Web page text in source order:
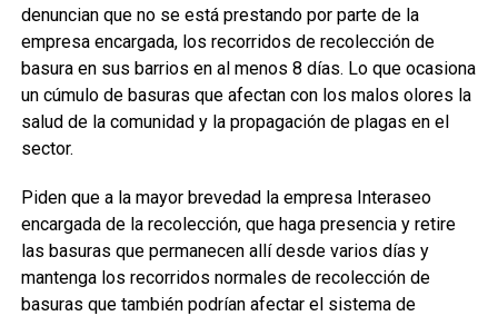
denuncian que no se está prestando por parte de la
empresa encargada, los recorridos de recolección de
basura en sus barrios en al menos 8 días. Lo que ocasiona
un cúmulo de basuras que afectan con los malos olores la
salud de la comunidad y la propagación de plagas en el
sector.
Piden que a la mayor brevedad la empresa Interaseo
encargada de la recolección, que haga presencia y retire
las basuras que permanecen allí desde varios días y
mantenga los recorridos normales de recolección de
basuras que también podrían afectar el sistema de